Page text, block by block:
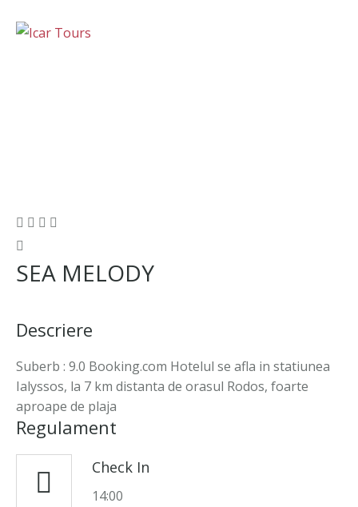
SEA MELODY
Descriere
Suberb : 9.0 Booking.com Hotelul se afla in statiunea
Ialyssos, la 7 km distanta de orasul Rodos, foarte
aproape de plaja
Regulament
Check In
14:00